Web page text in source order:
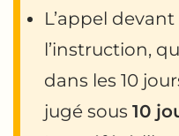
L’appel
l’instruction,
dans les 10
jugé sous 10